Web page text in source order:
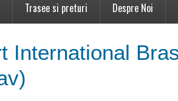
Trasee si preturi Despre Noi
International